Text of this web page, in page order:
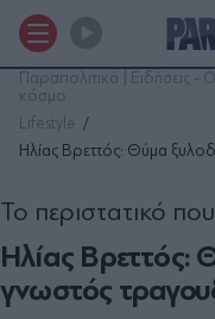
Παραπολιτικά | Ειδήσεις -
κόσμο
Lifestyle
Ηλίας Βρεττός: Θύμα
Ηλίας Βρεττός:
γνωστός
Το περιστατικό